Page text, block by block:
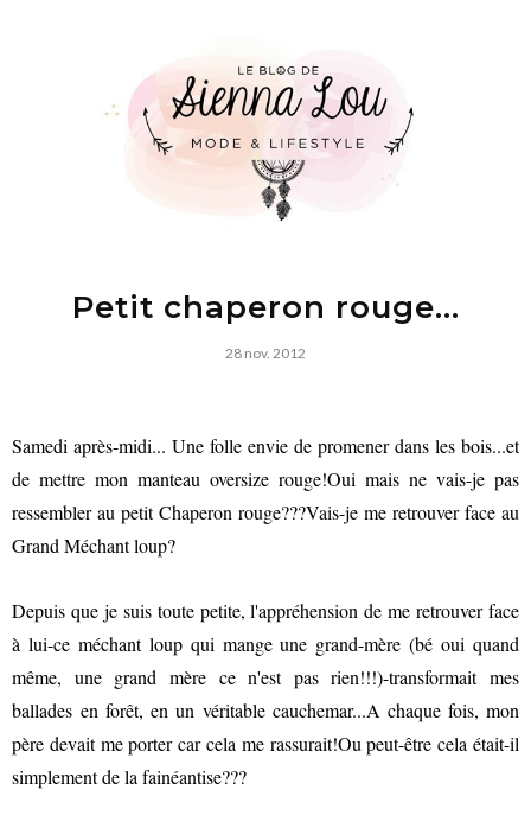
Petit chaperon rouge...
28 nov. 2012
Samedi après-midi... Une folle envie de promener dans les bois...et
de mettre mon manteau oversize rouge!Oui mais ne vais-je pas
ressembler au petit Chaperon rouge???Vais-je me retrouver face au
Grand Méchant loup?
Depuis que je suis toute petite, l'appréhension de me retrouver face
à lui-ce méchant loup qui mange une grand-mère (bé oui quand
même, une grand mère ce n'est pas rien!!!)-transformait mes
ballades en forêt, en un véritable cauchemar...A chaque fois, mon
père devait me porter car cela me rassurait!Ou peut-être cela était-il
simplement de la fainéantise???